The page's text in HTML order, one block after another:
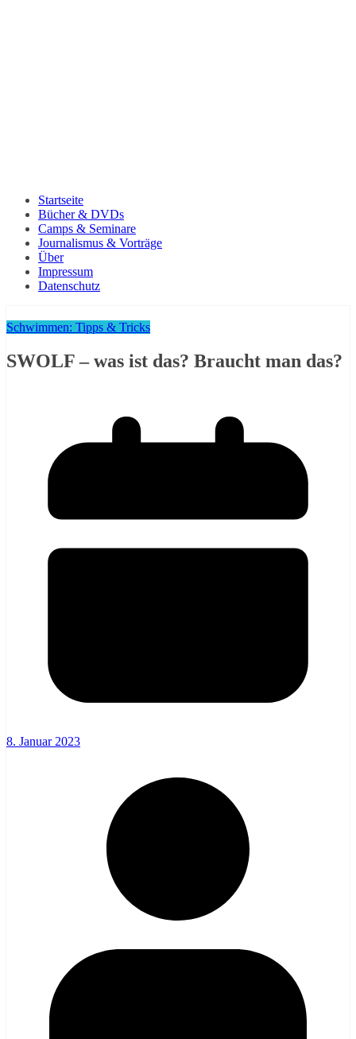
Startseite
Bücher & DVDs
Camps & Seminare
Journalismus & Vorträge
Über
Impressum
Datenschutz
Schwimmen: Tipps & Tricks
SWOLF – was ist das? Braucht man das?
8. Januar 2023